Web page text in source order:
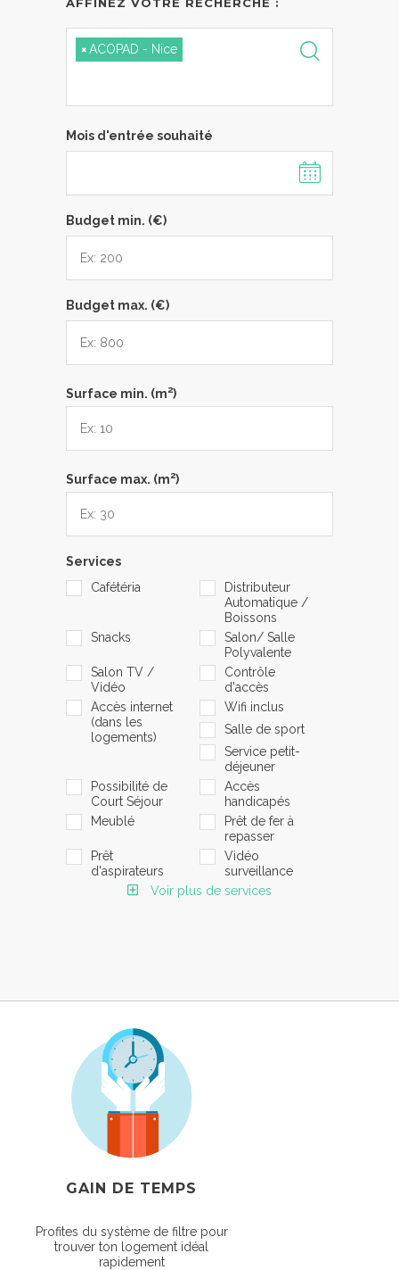
AFFINEZ VOTRE RECHERCHE :
×ACOPAD - Nice
Mois d'entrée souhaité
Budget min. (€)
Budget max. (€)
Surface min. (m2)
Surface max. (m2)
Services
Cafétéria
Distributeur
Automatique /
Boissons
Snacks
Salon/ Salle
Polyvalente
Salon TV /
Vidéo
Contrôle
d'accès
Accès internet
(dans les
logements)
Wifi inclus
Salle de sport
Service petit-
déjeuner
Possibilité de
Court Séjour
Accès
handicapés
Meublé
Prêt de fer à
repasser
Prêt
d'aspirateurs
Vidéo
surveillance
Voir plus de services
GAIN DE TEMPS
Profites du système de filtre pour
trouver ton logement idéal
rapidement